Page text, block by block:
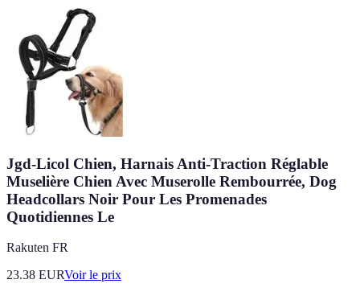
Jgd-Licol Chien, Harnais Anti-Traction Réglable
Muselière Chien Avec Muserolle Rembourrée, Dog
Headcollars Noir Pour Les Promenades
Quotidiennes Le
Rakuten FR
23.38 EURVoir le prix